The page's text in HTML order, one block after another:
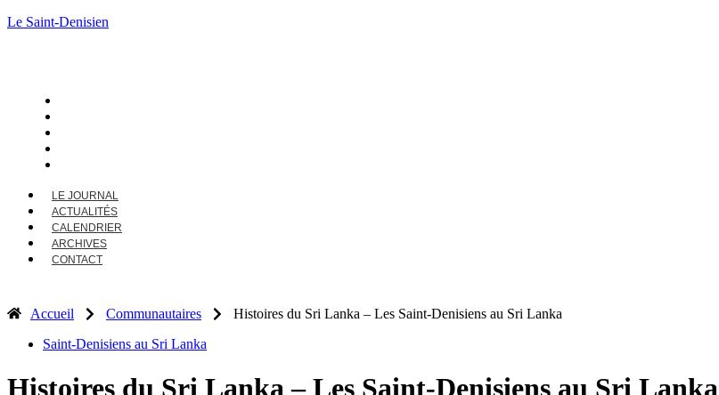
Le Saint-Denisien
LE JOURNAL
ACTUALITÉS
CALENDRIER
ARCHIVES
CONTACT
Accueil Communautaires
Histoires du Sri Lanka – Les Saint-Denisiens au Sri Lanka
Saint-Denisiens au Sri Lanka
Histoires du Sri Lanka – Les Saint-Denisiens au Sri Lanka